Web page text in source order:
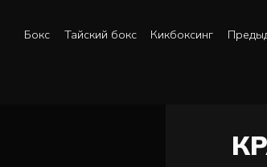
Бокс Тайский бокс Кикбоксинг